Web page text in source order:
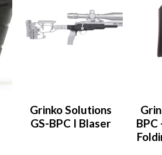
Grinko Solutions
GS-BPC I Blaser